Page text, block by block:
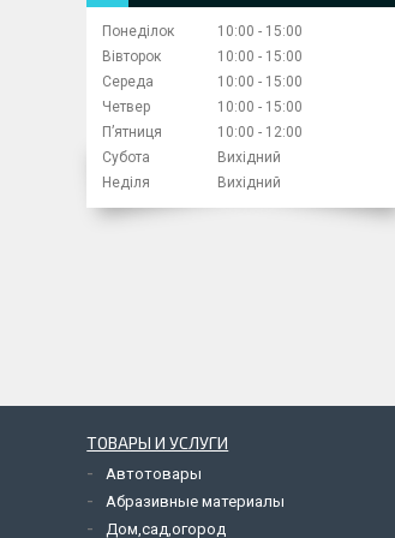
Понеділок 10:00
15:00
Вівторок
10:00
15:00
Середа
10:00
15:00
Четвер
10:00
15:00
Пʼятниця
10:00
12:00
Субота
Вихідний
Неділя
Вихідний
ТОВАРЫ И УСЛУГИ
Автотовары
Абразивные материалы
Дом,сад,огород